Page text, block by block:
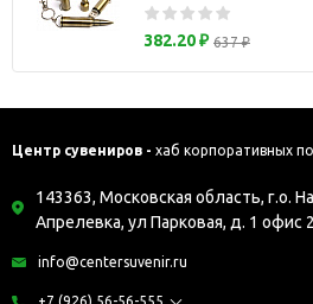
382.20 ₽ 637 ₽
Центр сувениров - хаб корпоративных
143363, Московская область, г.о.
Апрелевка, ул Парковая, д. 1 офис
info@centersuvenir.ru